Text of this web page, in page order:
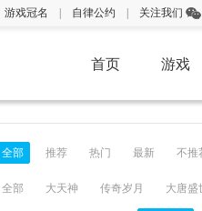
游戏冠名 自律公约 关注我们
首页 游戏
全部 推荐 热门 最新 不推
全部 大天神 传奇岁月 大唐盛